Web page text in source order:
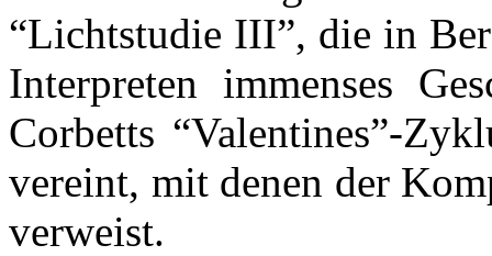
“Lichtstudie III”, die in
Interpreten immenses
Corbetts “Valentines”-
vereint, mit denen der
verweist.